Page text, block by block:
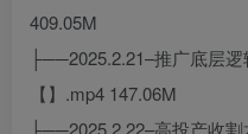
409.05M
├──2025.2.21–推广底层逻
【】.mp4 147.06M
├──2025.2.22–高投产收